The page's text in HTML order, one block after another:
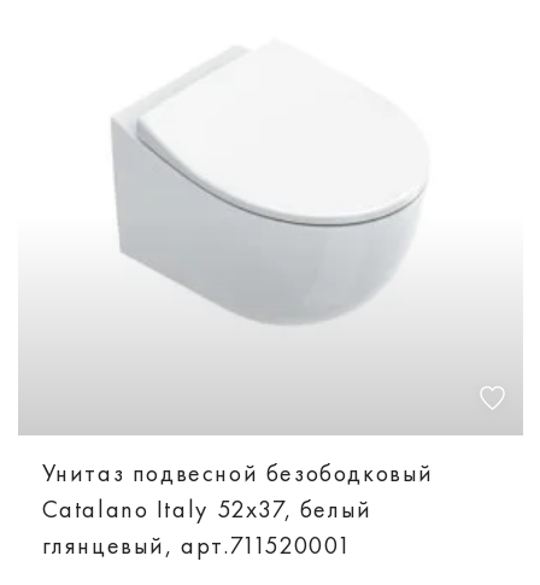
Унитаз подвесной безободковый
Catalano Italy 52х37, белый
глянцевый, арт.711520001